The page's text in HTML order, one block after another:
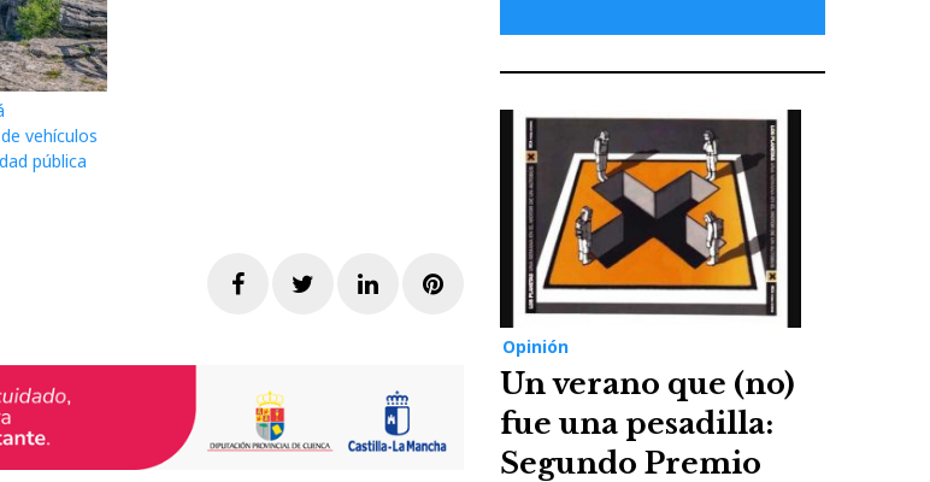
vehículos
pública
FacebookTwitterLinkedInPinterest
Opinión
Un verano que (no)
fue una pesadilla:
Segundo Premio